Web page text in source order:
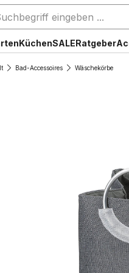
KüchenSALERatgeber
Bad-Accessoires Wäschekörbe